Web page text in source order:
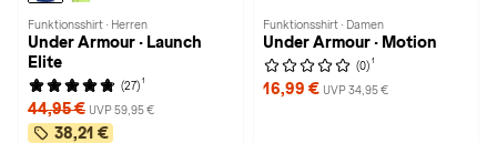
Funktionsshirt · Herren
Under Armour · Launch
Elite
(27) 1
44,95 € UVP 59,95 €
38,21 €
Funktionsshirt · Damen
Under Armour · Motion
(0) 1
16,99 € UVP 34,95 €